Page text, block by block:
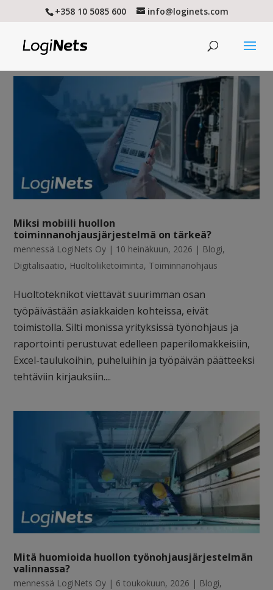
+358 10 5085 600 info@loginets.com
Miksi mobiili huollon
toiminnanohjausjärjestelmä on tärkeä?
mennessä LogiNets Oy | 10 heinäkuun, 2026 | Blogi,
Digitalisaatio, Huoltoliiketoiminta, Toiminnanohjaus
Huoltoteknikot viettävät suurimman osan
työpäivästään asiakkaiden kohteissa, eivät
toimistolla. Silti monissa yrityksissä työnohjaus ja
raportointi perustuvat edelleen paperilomakkeisiin,
Excel-taulukoihin, puheluihin ja työpäivän päätteeksi
tehtäviin kirjauksiin....
Mitä huomioida huollon työnohjausjärjestelmän
valinnassa?
mennessä LogiNets Oy | 6 toukokuun, 2026 | Blogi,